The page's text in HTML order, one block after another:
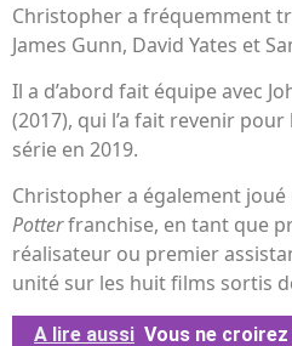
Christopher a fréquemment
James Gunn, David Yates et
Il a d’abord fait équipe avec
(2017), qui l’a fait revenir
série en 2019.
Christopher a également joué
Potterfranchise, en tant que
réalisateur ou premier
unité sur les huit films sortis
A lire aussi Vous ne